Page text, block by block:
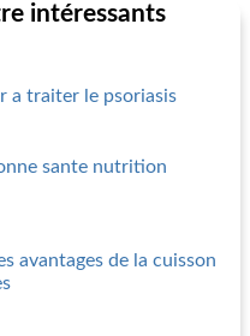
intéressants
a traiter le psoriasis
sante nutrition
avantages de la cuisson